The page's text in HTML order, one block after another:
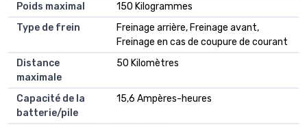
Poids maximal
150 Kilogrammes
Type de frein
Freinage arrière, Freinage avant,
Freinage en cas de coupure de courant
Distance
maximale
50 Kilomètres
Capacité de la
batterie/pile
15,6 Ampères-heures